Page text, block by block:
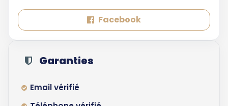
Facebook
Garanties
Email vérifié